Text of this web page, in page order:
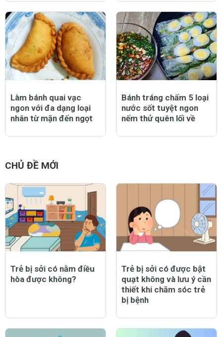
Làm bánh quai vạc
ngon với đa dạng loại
nhân từ mặn đến ngọt
Bánh tráng chấm 5 loại
nước sốt tuyệt ngon
nếm thử quên lối về
CHỦ ĐỀ MỚI
Trẻ bị sởi có nằm điều
hòa được không?
Trẻ bị sởi có được bật
quạt không và lưu ý cần
thiết khi chăm sóc trẻ
bị bệnh